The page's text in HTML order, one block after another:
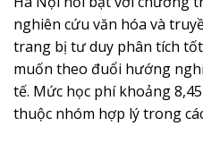
nghiên cứu văn hóa và
trang bị tư duy phân tích
muốn theo đuổi hướng
tế. Mức học phí khoảng
thuộc nhóm hợp lý trong